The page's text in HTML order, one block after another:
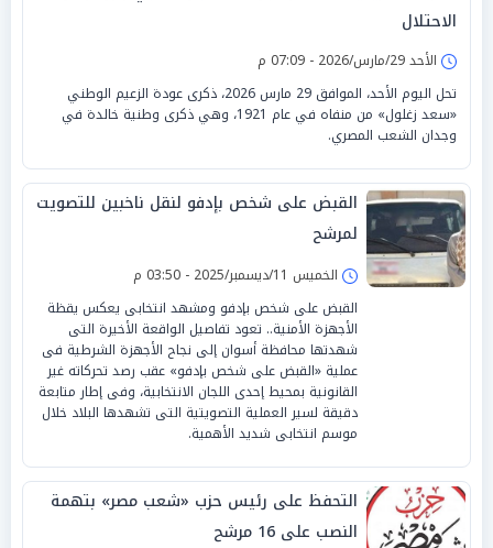
الاحتلال
الأحد 29/مارس/2026 - 07:09 م
تحل اليوم الأحد، الموافق 29 مارس 2026، ذكرى عودة الزعيم الوطني
«سعد زغلول» من منفاه في عام 1921، وهي ذكرى وطنية خالدة في
وجدان الشعب المصري.
القبض على شخص بإدفو لنقل ناخبين للتصويت
لمرشح
الخميس 11/ديسمبر/2025 - 03:50 م
القبض على شخص بإدفو ومشهد انتخابى يعكس يقظة
الأجهزة الأمنية.. تعود تفاصيل الواقعة الأخيرة التى
شهدتها محافظة أسوان إلى نجاح الأجهزة الشرطية فى
عملية «القبض على شخص بإدفو» عقب رصد تحركاته غير
القانونية بمحيط إحدى اللجان الانتخابية، وفى إطار متابعة
دقيقة لسير العملية التصويتية التى تشهدها البلاد خلال
موسم انتخابى شديد الأهمية.
التحفظ على رئيس حزب «شعب مصر» بتهمة
النصب على 16 مرشح